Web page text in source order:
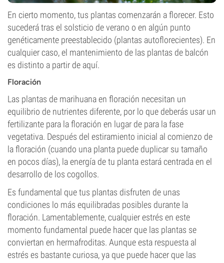
En cierto momento, tus plantas comenzarán a florecer. Esto
sucederá tras el solsticio de verano o en algún punto
genéticamente preestablecido (plantas autoflorecientes). En
cualquier caso, el mantenimiento de las plantas de balcón
es distinto a partir de aquí.
Floración
Las plantas de marihuana en floración necesitan un
equilibrio de nutrientes diferente, por lo que deberás usar un
fertilizante para la floración en lugar de para la fase
vegetativa. Después del estiramiento inicial al comienzo de
la floración (cuando una planta puede duplicar su tamaño
en pocos días), la energía de tu planta estará centrada en el
desarrollo de los cogollos.
Es fundamental que tus plantas disfruten de unas
condiciones lo más equilibradas posibles durante la
floración. Lamentablemente, cualquier estrés en este
momento fundamental puede hacer que las plantas se
conviertan en hermafroditas. Aunque esta respuesta al
estrés es bastante curiosa, ya que puede hacer que las